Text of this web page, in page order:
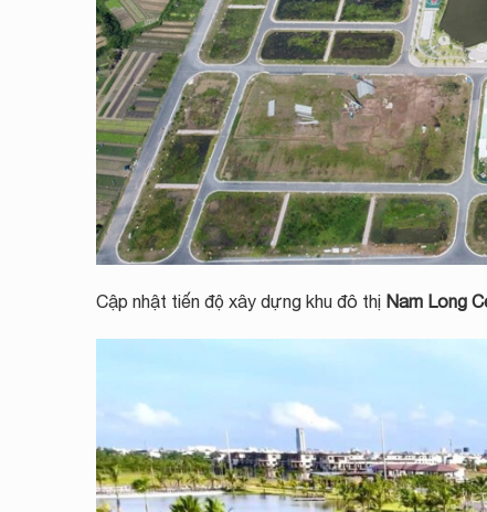
Cập nhật tiến độ xây dựng khu đô thị Nam Long